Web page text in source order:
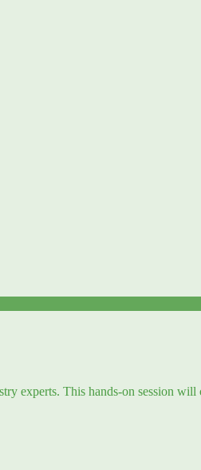
experts. This hands-on session